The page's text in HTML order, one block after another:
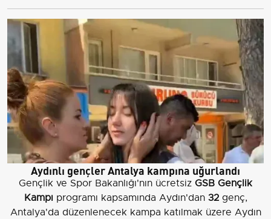
Aydınlı gençler Antalya kampına uğurlandı
Gençlik ve Spor Bakanlığı'nın ücretsiz GSB Gençlik
Kampı programı kapsamında Aydın'dan 32genç,
Antalya'da düzenlenecek kampa katılmak üzere Aydın